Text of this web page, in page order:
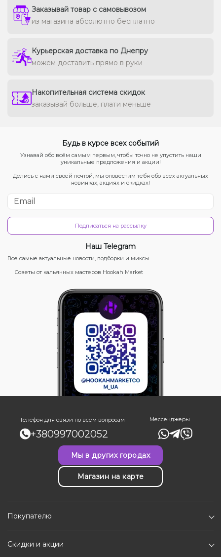
Заказывай товар с самовывозом
из магазина абсолютно бесплатно
Курьерская доставка по Днепру
можем доставить прямо в руки
Накопительная система скидок
заказывай больше, плати меньше
Будь в курсе всех событий
Узнавай обо всём самым первым, чтобы точно не упустить наши
уникальные предложения и акции!
Делись с нами своей почтой, мы оповестим тебя обо всех актуальных
новинках, акциях и скидках!
Подписаться на рассылку
Наш Telegram
Все самые актуальные новости, подборки и миксы
Советы от кальянных мастеров Hookah Market
Телефон для связи по всем вопросам
+380997002052
Мессенджеры
Мы в других городах
Магазин на карте
Покупателю
Скидки и акции